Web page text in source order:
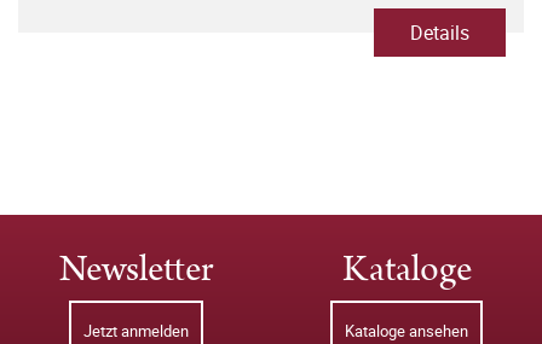
Details
Newsletter
Jetzt anmelden
Kataloge
Kataloge ansehen